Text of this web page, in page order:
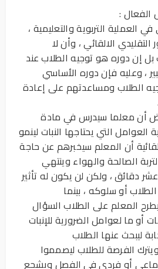
الفعال :
العملية التربوية والتعليمية ،
الالقائي ، وأن لا
إن دوره هو توجيه الطلاب عند
، وعليه فإن دوره الأساسي
الطلاب ومساعدتهم على إعادة
أن معلما سيدرس في مادة
العوامل التي يحتاجها النبات لينمو
أن المعلم سيخبرهم عن حاجة
الصالحة والهواء وينتهي
دقائق ، ولكن لن يكون له تأثير
أو سلوكه ، بينما
المعلم على الطلاب السؤال
أو ما لعوامل الضرورية للإنبات
ليبحث عنها الطلاب
الفرصة للطلاب ليصمموا
أو فردي في الفصل ويشجع